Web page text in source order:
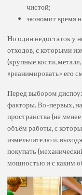
чистой;
экономит время
Но один недостаток у
отходов, с которыми
(крупные кости,
«реанимировать» его
Перед выбором
факторы. Во-первых,
пространства (не
объём работы, с
измельчителю и,
покупать
мощностью и с каким